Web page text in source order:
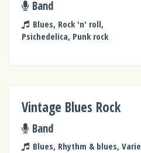
Band
Blues, Rock 'n' roll,
Psichedelica, Punk rock
Vintage Blues Rock
Band
Blues, Rhythm & blues, Varie